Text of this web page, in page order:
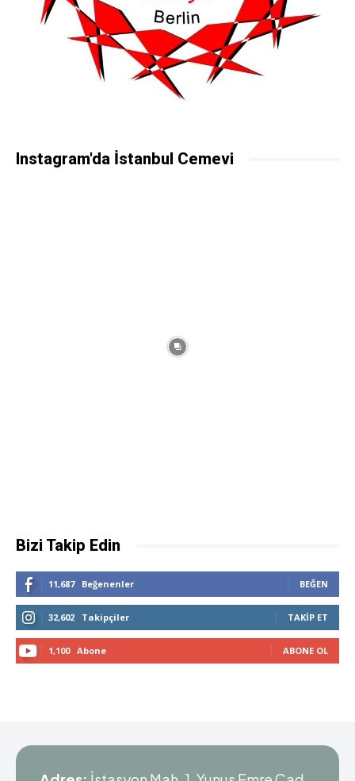
Instagram'da İstanbul Cemevi
Bizi Takip Edin
11,687 Beğenenler BEĞEN
32,602 Takipçiler TAKIP ET
1,100 Abone ABONE OL